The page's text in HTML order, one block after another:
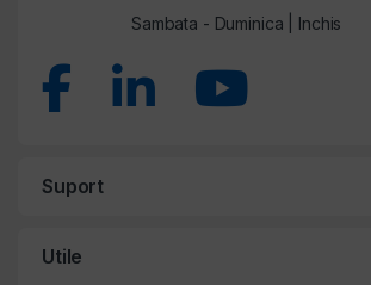
Sambata - Duminica | Inchis
Suport
Utile